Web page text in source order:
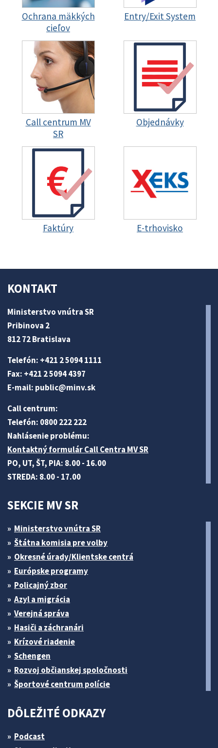
Ochrana mäkkých
cieľov
Entry/Exit System
Call centrum MV
SR
Objednávky
Faktúry E-trhovisko
KONTAKT
Ministerstvo vnútra SR
Pribinova 2
812 72 Bratislava
Telefón: +421 2 5094 1111
Fax: +421 2 5094 4397
E-mail: public@minv.sk
Call centrum:
Telefón: 0800 222 222
Nahlásenie problému:
Kontaktný formulár Call Centra MV SR
PO, UT, ŠT, PIA: 8.00 - 16.00
STREDA: 8.00 - 17.00
SEKCIE MV SR
Ministerstvo vnútra SR
Štátna komisia pre volby
Okresné úrady/Klientske centrá
Európske programy
Policajný zbor
Azyl a migrácia
Verejná správa
Hasiči a záchranári
Krízové riadenie
Schengen
Rozvoj občianskej spoločnosti
Športové centrum polície
DÔLEŽITÉ ODKAZY
Podcast